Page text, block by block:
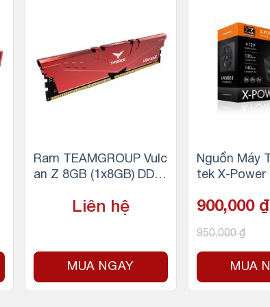
Ram TEAMGROUP Vulc
an Z 8GB (1x8GB) DDR
Liên hệ
MUA NGAY
Nguồn Máy
tek X-Power
900,000 ₫
950,000₫
MUA